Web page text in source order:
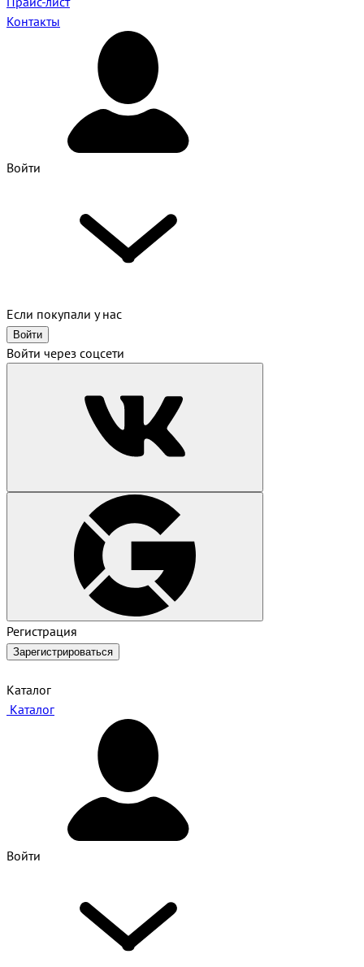
Контакты
Войти
Если покупали у нас
Войти
Войти через соцсети
Регистрация
Зарегистрироваться
Каталог
Каталог
Войти